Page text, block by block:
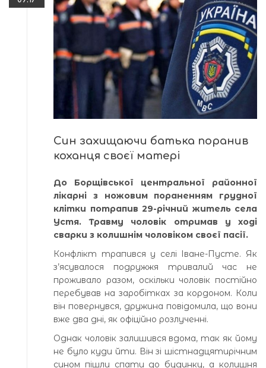
Син захищаючи батька поранив
коханця своєї матері
До Борщівської центральної районної
лікарні з ножовим пораненням грудної
клітки потрапив 29-річний житель села
Устя. Травму чоловік отримав у ході
сварки з колишнім чоловіком своєї пасії.
Конфлікт трапився у селі Іване-Пусте. Як
з’ясувалося подружжя тривалий час не
проживало разом, оскільки чоловік постійно
перебував на заробітках за кордоном. Коли
він повернувся, дружина повідомила, що вони
вже два дні, як офіційно розлученні.
Однак чоловік залишився вдома, так як йому
не було куди йти. Він зі шістнадцятирічним
сином пішли спати до будинку, а колишня